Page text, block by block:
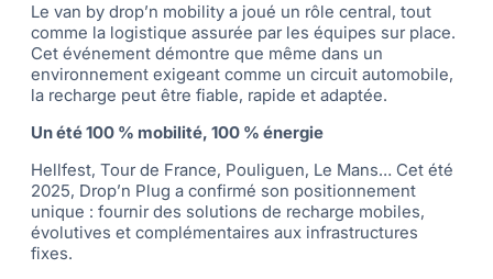
Le van by drop’n mobility a joué un rôle central, tout
comme la logistique assurée par les équipes sur place.
Cet événement démontre que même dans un
environnement exigeant comme un circuit automobile,
la recharge peut être fiable, rapide et adaptée.
Un été 100 % mobilité, 100 % énergie
Hellfest, Tour de France, Pouliguen, Le Mans… Cet été
2025, Drop’n Plug a confirmé son positionnement
unique : fournir des solutions de recharge mobiles,
évolutives et complémentaires aux infrastructures
fixes.